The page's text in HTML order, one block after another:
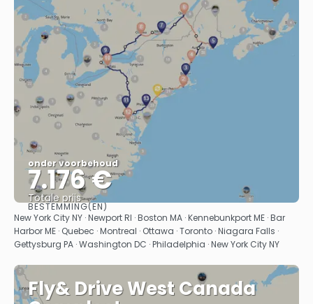
onder voorbehoud
7.176 €
Totale prijs
Bekijk
BESTEMMING(EN)
New York City NY · Newport RI · Boston MA · Kennebunkport ME · Bar
Harbor ME · Quebec · Montreal · Ottawa · Toronto · Niagara Falls ·
Gettysburg PA · Washington DC · Philadelphia · New York City NY
Fly& Drive West Canada